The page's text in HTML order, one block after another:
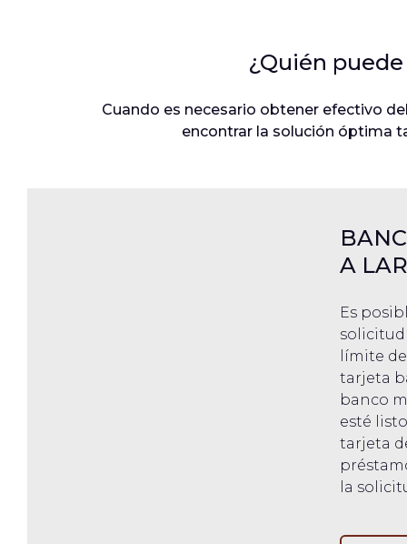
¿Quién
Cuando es necesario obtener efectivo
encontrar la solución óptima
A
Es
solicitud
límite
tarjeta
banco
esté
tarjeta
la